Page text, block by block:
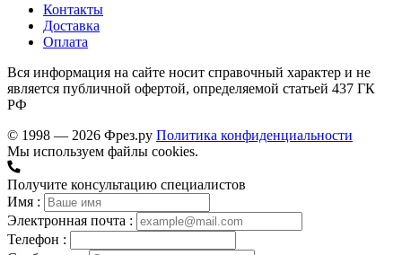
Контакты
Доставка
Оплата
Вся информация на сайте носит справочный характер и не
является публичной офертой, определяемой статьей 437 ГК
РФ
© 1998 — 2026 Фрез.ру Политика конфиденциальности
Мы используем файлы cookies.
Получите консультацию специалистов
Имя :
Электронная почта :
Телефон :